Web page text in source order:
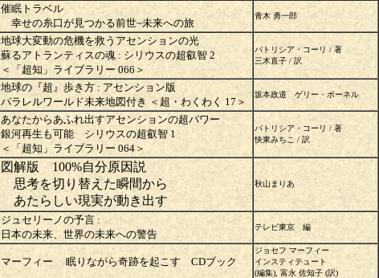
催眠トラベル
幸せの糸口が見つかる前世~未来への旅
青木 勇一郎
地球大変動の危機を救うアセンションの光
蘇るアトランティスの魂 : シリウスの超叡智 2
＜「超知」ライブラリー 066＞
パトリシア・コーリ / 著
三木直子 / 訳
地球の『超』歩き方 : アセンション版
パラレルワールド未来地図付き ＜超・わくわく 17＞
坂本政道 ゲリー・ボーネル
あなたからあふれ出すアセンションの超パワー
銀河再生も可能 シリウスの超叡智 1
＜「超知」ライブラリー 064＞
パトリシア・コーリ / 著
快東みちこ / 訳
図解版 100%自分原因説
思考を切り替えた瞬間から
あたらしい現実が動き出す
秋山まりあ
ジュセリーノの予言 :
日本の未来、世界の未来への警告
テレビ東京 編
マーフィー 眠りながら奇跡を起こす CDブック
ジョセフ マーフィー
インスティテュート
(編集), 富永 佐知子 (訳)